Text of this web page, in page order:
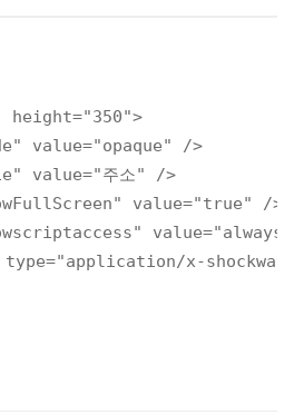
height="350">
value="opaque" />
value="주소" />
value="true" />
type="application/x-